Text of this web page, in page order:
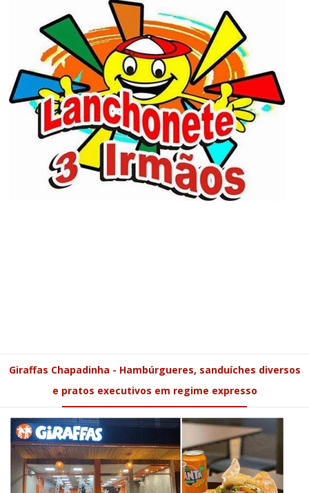
Giraffas Chapadinha - Hambúrgueres, sanduíches diversos
e pratos executivos em regime expresso